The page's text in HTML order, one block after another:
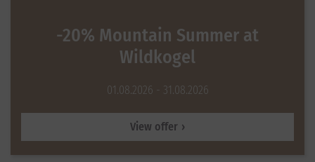
-20% Mountain Summer at
Wildkogel
01.08.2026 - 31.08.2026
View offer